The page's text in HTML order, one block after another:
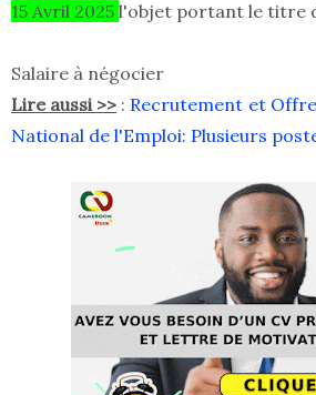
15 Avril 2025 l'objet portant le titre
Salaire à négocier
Lire aussi >> : Recrutement et
National de l'Emploi: Plusieurs